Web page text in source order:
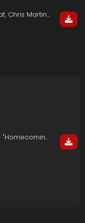
Kanye West - Homecoming (feat. Chris Martin) (HD)
First Time Hearing Kanye West - "Homecoming" feat. Chris Martin